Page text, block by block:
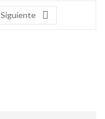
Siguiente